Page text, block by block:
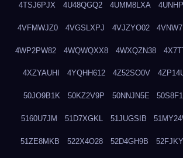
4TSJ6PJX 4U48QGQ2 4UMM8LXA
4VFMWJZ0 4VGSLXPJ 4VJZYO02
4WP2PW82 4WQWQXX8 4WXQZN38
4XZYAUHI 4YQHH612 4Z52SO0V
50JO9B1K 50KZ2V9P 50NNJN5E
5160U7JM 51D7XGKL 51JUGSIB
51ZE8MKB 522X4O28 52D4GH9B